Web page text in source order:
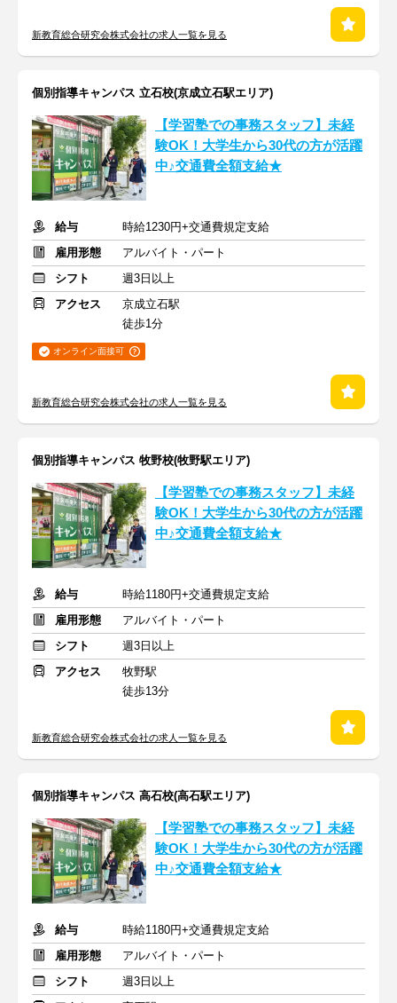
新教育総合研究会株式会社の求人一覧を見る
個別指導キャンパス 立石校(京成立石駅エリア)
【学習塾での事務スタッフ】未経
験OK！大学生から30代の方が活躍
中♪交通費全額支給★
給与
時給1230円+交通費規定支給
雇用形態
アルバイト・パート
シフト
週3日以上
アクセス
京成立石駅
徒歩1分
オンライン面接可
新教育総合研究会株式会社の求人一覧を見る
個別指導キャンパス 牧野校(牧野駅エリア)
【学習塾での事務スタッフ】未経
験OK！大学生から30代の方が活躍
中♪交通費全額支給★
給与
時給1180円+交通費規定支給
雇用形態
アルバイト・パート
シフト
週3日以上
アクセス
牧野駅
徒歩13分
新教育総合研究会株式会社の求人一覧を見る
個別指導キャンパス 高石校(高石駅エリア)
【学習塾での事務スタッフ】未経
験OK！大学生から30代の方が活躍
中♪交通費全額支給★
給与
時給1180円+交通費規定支給
雇用形態
アルバイト・パート
シフト
週3日以上